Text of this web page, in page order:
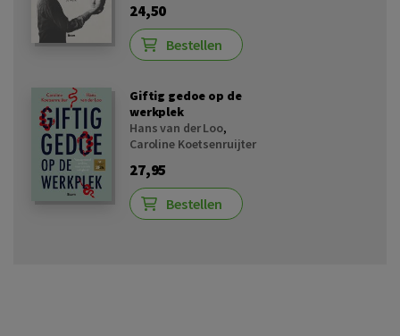
24,50
Bestellen
Giftig gedoe op de
werkplek
Hans van der Loo,
Caroline Koetsenruijter
27,95
Bestellen